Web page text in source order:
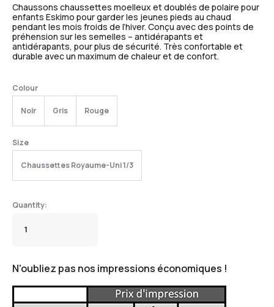
Chaussons chaussettes moelleux et doublés de polaire pour
enfants Eskimo pour garder les jeunes pieds au chaud
pendant les mois froids de l’hiver. Conçu avec des points de
préhension sur les semelles – antidérapants et
antidérapants, pour plus de sécurité. Très confortable et
durable avec un maximum de chaleur et de confort.
Colour
Noir Gris Rouge
Size
Chaussettes Royaume-Uni 1/3
N'oubliez pas nos impressions économiques !